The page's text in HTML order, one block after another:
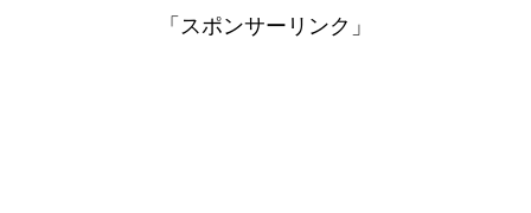
「スポンサーリンク」